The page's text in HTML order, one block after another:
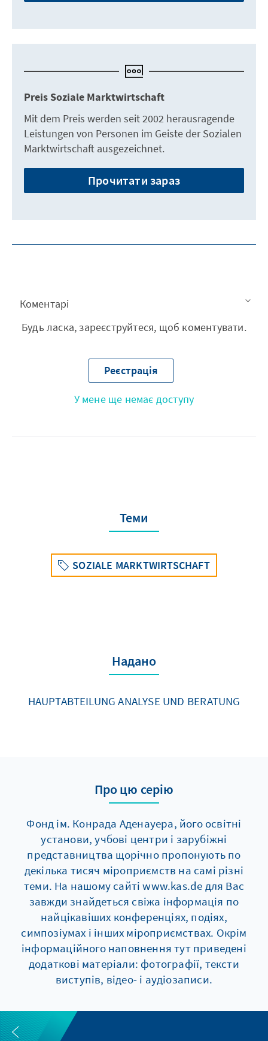
Preis Soziale Marktwirtschaft
Mit dem Preis werden seit 2002 herausragende
Leistungen von Personen im Geiste der Sozialen
Marktwirtschaft ausgezeichnet.
Прочитати зараз
Коментарі
Будь ласка, зареєструйтеся, щоб коментувати.
Реєстрація
У мене ще немає доступу
Теми
SOZIALE MARKTWIRTSCHAFT
Надано
HAUPTABTEILUNG ANALYSE UND BERATUNG
Про цю серію
Фонд ім. Конрада Аденауера, його освітні
установи, учбові центри і зарубіжні
представництва щорічно пропонують по
декілька тисяч мiроприємств на самі різні
теми. На нашому сайті www.kas.de для Вас
завжди знайдеться свіжа інформація по
найцікавіших конференціях, подіях,
симпозіумах і інших мiроприємствах. Окрім
інформаційного наповнення тут приведені
додаткові матеріали: фотографії, тексти
виступів, відео- і аудіозаписи.